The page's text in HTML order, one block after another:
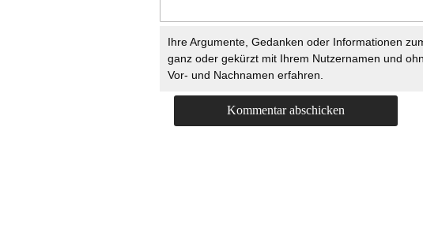
Ihre Argumente, Gedanken oder Informationen
ganz oder gekürzt mit Ihrem Nutzernamen und
Vor- und Nachnamen erfahren.